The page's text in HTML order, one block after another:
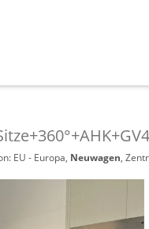
EU - Europa, Neuwagen,